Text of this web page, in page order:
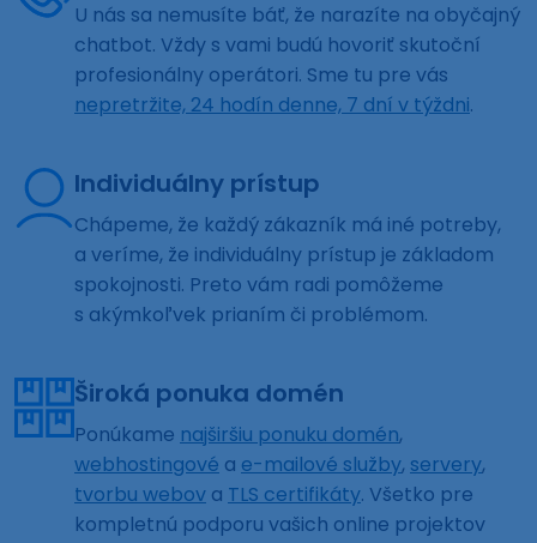
U nás sa nemusíte báť, že narazíte na obyčajný
chatbot. Vždy s vami budú hovoriť skutoční
profesionálny operátori. Sme tu pre vás
nepretržite, 24 hodín denne, 7 dní v týždni.
Individuálny prístup
Chápeme, že každý zákazník má iné potreby,
a veríme, že individuálny prístup je základom
spokojnosti. Preto vám radi pomôžeme
s akýmkoľvek prianím či problémom.
Široká ponuka domén
Ponúkame najširšiu ponuku domén,
webhostingové a e-mailové služby, servery,
tvorbu webov a TLS certifikáty. Všetko pre
kompletnú podporu vašich online projektov